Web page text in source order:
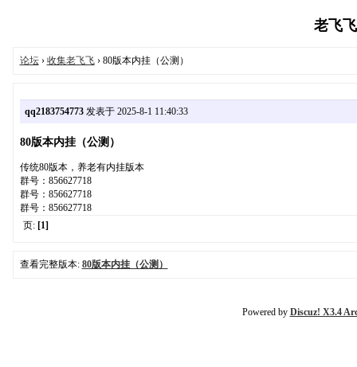
老飞
论坛› 收集老飞飞› 80版本内挂（公测）
qq2183754773发表于 2025-8-1 11:40:33
80版本内挂（公测）
传统80版本，养老有内挂版本
群号：856627718
群号：856627718
群号：856627718
页: [1]
查看完整版本: 80版本内挂（公测）
Powered by Discuz! X3.4